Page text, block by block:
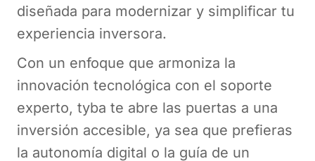
diseñada para modernizar y simplificar tu
experiencia inversora.
Con un enfoque que armoniza la
innovación tecnológica con el soporte
experto, tyba te abre las puertas a una
inversión accesible, ya sea que prefieras
la autonomía digital o la guía de un